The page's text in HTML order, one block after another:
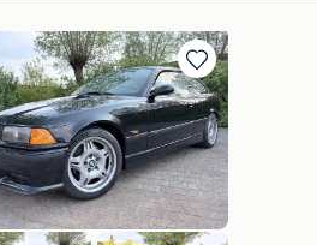
Bewaren
in
Mijn
Favorieten